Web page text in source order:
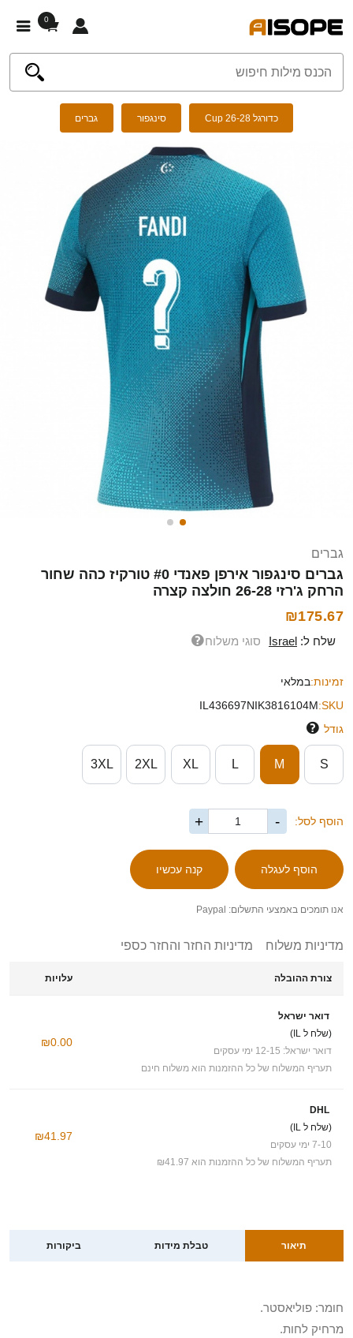
0
כדורגל Cup 26-28 סינגפור גברים
גברים
גברים סינגפור אירפן פאנדי #0 טורקיז כהה שחור
הרחק ג'רזי 26-28 חולצה קצרה
₪175.67
שלח ל: Israel סוגי משלוח
זמינות:במלאי
SKU:
IL436697NIK3816104M
גודל
S
M
L
XL
2XL
3XL
הוסף לסל: -
+
אנו תומכים באמצעי התשלום: Paypal
מדיניות משלוח מדיניות החזר והחזר כספי
צורת ההובלה עלויות
דואר ישראל
(שלח ל IL)
דואר ישראל: 12-15 ימי עסקים
תעריף המשלוח של כל ההזמנות הוא משלוח חינם
₪0.00
DHL
(שלח ל IL)
7-10 ימי עסקים
תעריף המשלוח של כל ההזמנות הוא ₪41.97
₪41.97
תיאור טבלת מידות ביקורות
חומר: פוליאסטר.
מרחיק לחות.